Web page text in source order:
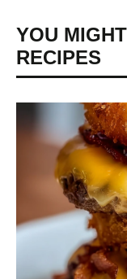
YOU
RECIPES